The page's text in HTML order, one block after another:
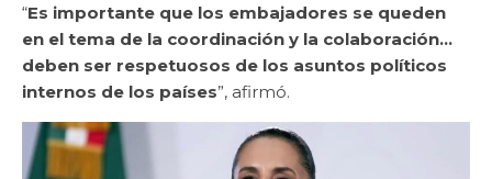
“Es importante que los embajadores se queden
en el tema de la coordinación y la colaboración…
deben ser respetuosos de los asuntos políticos
internos de los países”, afirmó.